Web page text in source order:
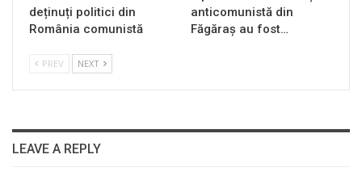
deținuți politici din
România comunistă
anticomunistă din
Făgăraș au fost…
PREV NEXT
LEAVE A REPLY